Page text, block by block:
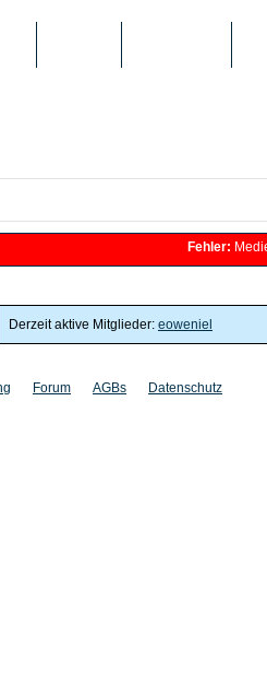
Fehler:
Derzeit aktive Mitglieder: eoweniel
Forum AGBs Datenschutz